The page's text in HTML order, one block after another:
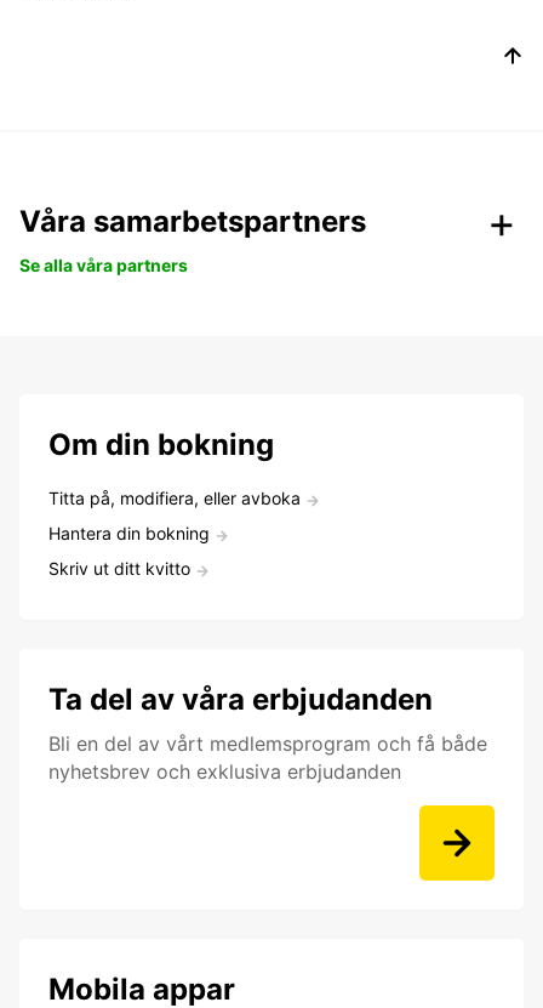
Våra samarbetspartners
Se alla våra partners
Om din bokning
Titta på, modifiera, eller avboka
Hantera din bokning
Skriv ut ditt kvitto
Ta del av våra erbjudanden
Bli en del av vårt medlemsprogram och få både
nyhetsbrev och exklusiva erbjudanden
Mobila appar